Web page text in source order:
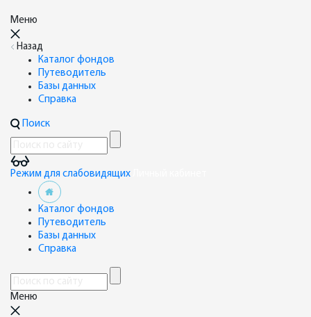
Меню
Назад
Каталог фондов
Путеводитель
Базы данных
Справка
Поиск
Режим для слабовидящих
Каталог фондов
Путеводитель
Базы данных
Справка
Меню